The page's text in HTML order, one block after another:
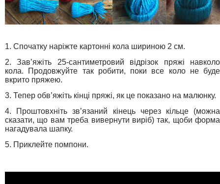
1. Спочатку наріжте картонні кола шириною 2 см.
2. Зав’яжіть 25-сантиметровий відрізок пряжі навколо
кола. Продовжуйте так робити, поки все коло не буде
вкрито пряжею.
3. Тепер обв’яжіть кінці пряжі, як це показано на малюнку.
4. Проштовхніть зв’язаний кінець через кільце (можна
сказати, що вам треба вивернути виріб) так, щоби форма
нагадувала шапку.
5. Приклейте помпони.